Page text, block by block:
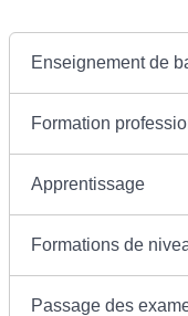
Enseignement de
Formation
Apprentissage
Formations de
Passage des